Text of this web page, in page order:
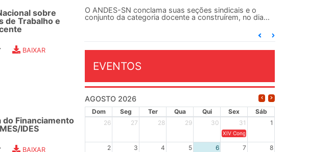
sobre
de Trabalho e
BAIXAR
do Financiamento
IDES
BAIXAR
O ANDES-SN conclama suas seções sindicais e o
conjunto da categoria docente a construírem, no dia...
EVENTOS
AGOSTO 2026
Dom Seg Ter Qua Qui Sex
Sáb
26
27 28 29 30 31 1
XIV Congresso Brasileiro de
2 3 4 5 6 7 8